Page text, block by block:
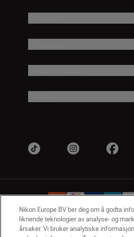
NO Nikon Sites
Nikon Europe BV ber deg om å godta
liknende teknologier av analyse- og
årsaker. Vi bruker analytiske